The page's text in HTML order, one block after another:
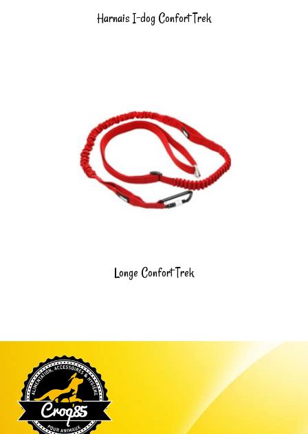
Harnais I-dog Confort Trek
Longe Confort Trek